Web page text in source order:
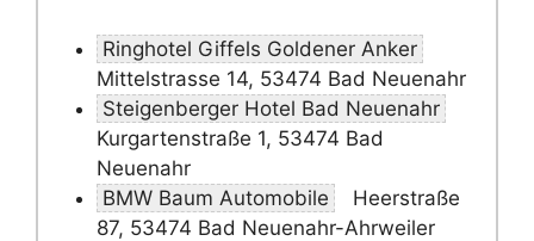
Ringhotel Giffels Goldener Anker
Mittelstrasse 14, 53474 Bad Neuenahr
Steigenberger Hotel Bad Neuenahr
Kurgartenstraße 1, 53474 Bad
Neuenahr
BMW Baum Automobile
Heerstraße
87, 53474 Bad Neuenahr-Ahrweiler